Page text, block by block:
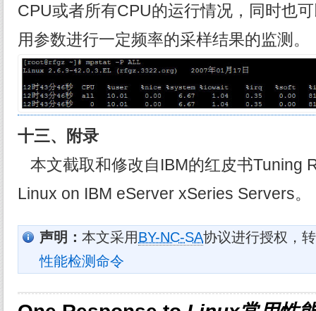
CPU或者所有CPU的运行情况，同时也
用参数进行一定频率的采样结果的监测。
十三、附录
本文截取和修改自IBM的红皮书Tuning
Linux on IBM eServer xSeries Servers。
声明： 本文采用BY-NC-SA协议进行授权，
性能检测命令